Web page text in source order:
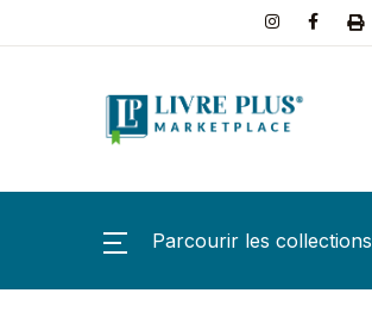
Parcourir les collections